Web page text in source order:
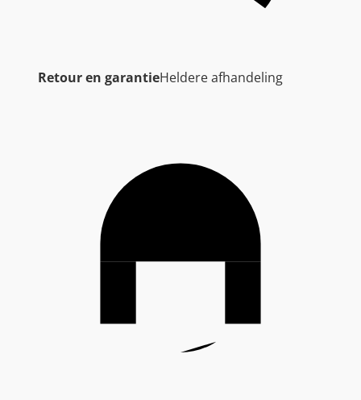
Retour en garantieHeldere afhandeling